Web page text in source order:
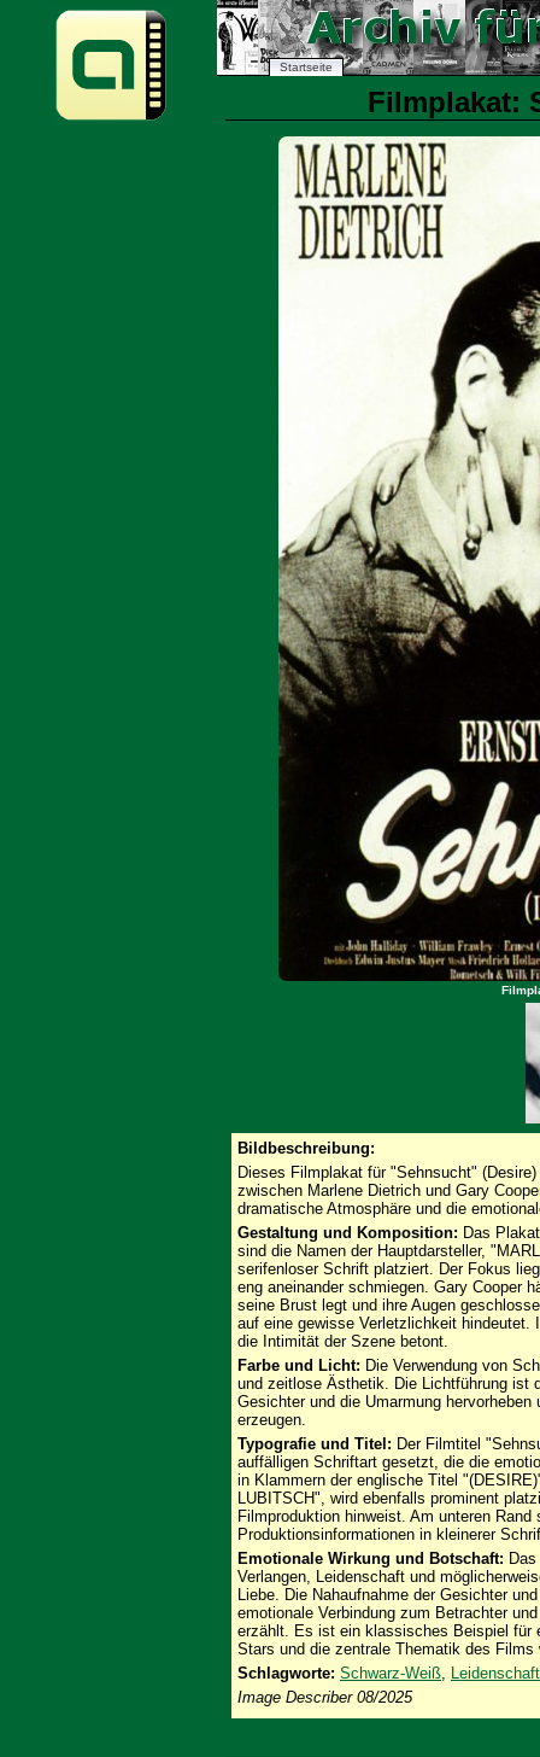
Startseite
Filmplakat:
Bildbeschreibung:
Dieses Filmplakat für "Sehnsucht"
zwischen Marlene Dietrich und Gary
dramatische Atmosphäre und die
Gestaltung und Komposition: Das
sind die Namen der Hauptdarsteller,
serifenloser Schrift platziert. Der Fokus
eng aneinander schmiegen. Gary Cooper
seine Brust legt und ihre Augen
auf eine gewisse Verletzlichkeit hindeutet.
die Intimität der Szene betont.
Farbe und Licht: Die Verwendung von
und zeitlose Ästhetik. Die Lichtführung ist
Gesichter und die Umarmung
erzeugen.
Typografie und Titel: Der Filmtitel
auffälligen Schriftart gesetzt, die die
in Klammern der englische Titel
LUBITSCH", wird ebenfalls prominent
Filmproduktion hinweist. Am unteren
Produktionsinformationen in kleinerer
Emotionale Wirkung und Botschaft:
Verlangen, Leidenschaft und
Liebe. Die Nahaufnahme der Gesichter
emotionale Verbindung zum Betrachter
erzählt. Es ist ein klassisches Beispiel für
Stars und die zentrale Thematik des
Schlagworte: Schwarz-Weiß, Leidenschaft
Image Describer 08/2025